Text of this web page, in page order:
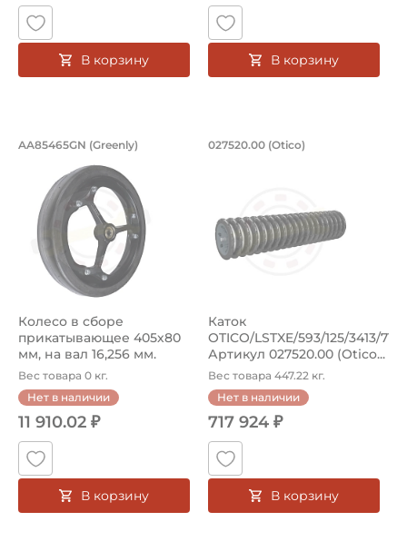
В корзину В корзину
Колесо в сборе прикатывающее
AA85465GN (Greenly)
Колесо в сборе
прикатывающее 405х80
мм, на вал 16,256 мм.
Артикул AA854...
Вес товара 0 кг.
Нет в наличии
11 910.02 ₽
В корзину
Каток OTICO/
027520.00 (Otico)
Каток
OTICO/LSTXE/593/125/3413/
Артикул 027520.00 (Otico...
Вес товара 447.22 кг.
Нет в наличии
717 924 ₽
В корзину